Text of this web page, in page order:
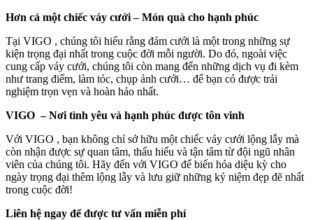
Hơn cả một chiếc váy cưới – Món quà cho hạnh phúc
Tại VIGO , chúng tôi hiểu rằng đám cưới là một trong những sự
kiện trọng đại nhất trong cuộc đời mỗi người. Do đó, ngoài việc
cung cấp váy cưới, chúng tôi còn mang đến những dịch vụ đi kèm
như trang điểm, làm tóc, chụp ảnh cưới… để bạn có được trải
nghiệm trọn vẹn và hoàn hảo nhất.
VIGO – Nơi tình yêu và hạnh phúc được tôn vinh
Với VIGO , bạn không chỉ sở hữu một chiếc váy cưới lộng lẫy mà
còn nhận được sự quan tâm, thấu hiểu và tận tâm từ đội ngũ nhân
viên của chúng tôi. Hãy đến với VIGO để biến hóa diệu kỳ cho
ngày trọng đại thêm lộng lẫy và lưu giữ những kỷ niệm đẹp đẽ nhất
trong cuộc đời!
Liên hệ ngay để được tư vấn miễn phí